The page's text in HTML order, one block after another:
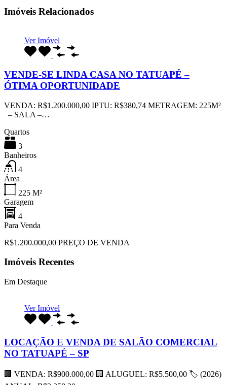
Imóveis Relacionados
Ver Imóvel
VENDE-SE LINDA CASA NO TATUAPÉ –
ÓTIMA OPORTUNIDADE
VENDA: R$1.200.000,00 IPTU: R$380,74 METRAGEM: 225M²
– SALA –…
Quartos
3
Banheiros
4
Área
225 M²
Garagem
4
Para Venda
R$1.200.000,00 PREÇO DE VENDA
Imóveis Recentes
Em Destaque
Ver Imóvel
LOCAÇÃO E VENDA DE SALÃO COMERCIAL
NO TATUAPÉ – SP
🏢 VENDA: R$900.000,00 🏢 ALUGUEL: R$5.500,00 🏷 (2026)